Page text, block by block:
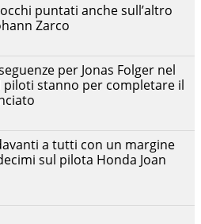
a tutti con un margine
sul pilota Honda Joan
per Jonas Folger nel
piloti stanno per completare il
puntati anche sull’altro
Zarco